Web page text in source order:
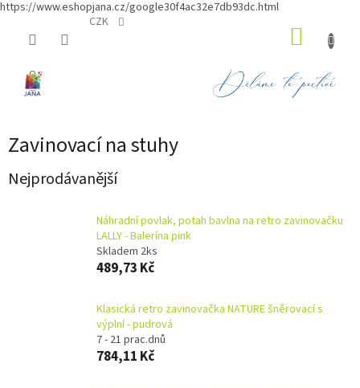
https://www.eshopjana.cz/google30f4ac32e7db93dc.html
CZK
Zavinovací na stuhy
Nejprodávanější
Náhradní povlak, potah bavlna na retro zavinovačku
LALLY - Balerína pink
Skladem 2ks
489,73 Kč
Klasická retro zavinovačka NATURE šněrovací s
výplní - pudrová
7 - 21 prac.dnů
784,11 Kč